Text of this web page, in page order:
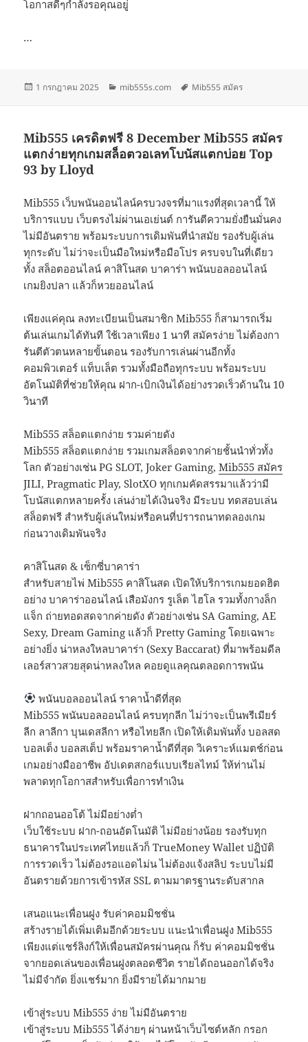
โอกาสดีๆกำลังรอคุณอยู่
…
เขียน
1 กรกฎาคม 2025
หมวด
mib555s.com
ป้าย
Mib555 สมัคร
Mib555 เครดิตฟรี 8 December Mib555 สมัคร
แตกง่ายทุกเกมสล็อตวอเลทโบนัสแตกบ่อย Top
93 by Lloyd
Mib555 เว็บพนันออนไลน์ครบวงจรที่มาแรงที่สุดเวลานี้ ให้
บริการแบบ เว็บตรงไม่ผ่านเอเย่นต์ การันตีความยั่งยืนมั่นคง
ไม่มีอันตราย พร้อมระบบการเดิมพันที่นำสมัย รองรับผู้เล่น
ทุกระดับ ไม่ว่าจะเป็นมือใหม่หรือมือโปร ครบจบในที่เดียว
ทั้ง สล็อตออนไลน์ คาสิโนสด บาคาร่า พนันบอลออนไลน์
เกมยิงปลา แล้วก็หวยออนไลน์
เพียงแค่คุณ ลงทะเบียนเป็นสมาชิก Mib555 ก็สามารถเริ่ม
ต้นเล่นเกมได้ทันที ใช้เวลาเพียง 1 นาที สมัครง่าย ไม่ต้องกา
รันตีตัวตนหลายขั้นตอน รองรับการเล่นผ่านอีกทั้ง
คอมพิวเตอร์ แท็บเล็ต รวมทั้งมือถือทุกระบบ พร้อมระบบ
อัตโนมัติที่ช่วยให้คุณ ฝาก-เบิกเงินได้อย่างรวดเร็วด้านใน 10
วินาที
Mib555 สล็อตแตกง่าย รวมค่ายดัง
Mib555 สล็อตแตกง่าย รวมเกมสล็อตจากค่ายชั้นนำทั่วทั้ง
โลก ตัวอย่างเช่น PG SLOT, Joker Gaming,Mib555 สมัคร
JILI, Pragmatic Play, SlotXO ทุกเกมคัดสรรมาแล้วว่ามี
โบนัสแตกหลายครั้ง เล่นง่ายได้เงินจริง มีระบบ ทดสอบเล่น
สล็อตฟรี สำหรับผู้เล่นใหม่หรือคนที่ปรารถนาทดลองเกม
ก่อนวางเดิมพันจริง
คาสิโนสด & เซ็กซี่บาคาร่า
สำหรับสายไพ่ Mib555 คาสิโนสด เปิดให้บริการเกมยอดฮิต
อย่าง บาคาร่าออนไลน์ เสือมังกร รูเล็ต ไฮโล รวมทั้งกางล็ก
แจ็ก ถ่ายทอดสดจากค่ายดัง ตัวอย่างเช่น SA Gaming, AE
Sexy, Dream Gaming แล้วก็ Pretty Gaming โดยเฉพาะ
อย่างยิ่ง น่าหลงใหลบาคาร่า (Sexy Baccarat) ที่มาพร้อมดีล
เลอร์สาวสวยสุดน่าหลงใหล คอยดูแลคุณตลอดการพนัน
พนันบอลออนไลน์ ราคาน้ำดีที่สุด
Mib555 พนันบอลออนไลน์ ครบทุกลีก ไม่ว่าจะเป็นพรีเมียร์
ลีก ลาลีกา บุนเดสลีกา หรือไทยลีก เปิดให้เดิมพันทั้ง บอลสด
บอลเต็ง บอลสเต็ป พร้อมราคาน้ำดีที่สุด วิเคราะห์แมตช์ก่อน
เกมอย่างมืออาชีพ อัปเดตสกอร์แบบเรียลไทม์ ให้ท่านไม่
พลาดทุกโอกาสสำหรับเพื่อการทำเงิน
ฝากถอนออโต้ ไม่มีอย่างต่ำ
เว็บใช้ระบบ ฝาก-ถอนอัตโนมัติ ไม่มีอย่างน้อย รองรับทุก
ธนาคารในประเทศไทยแล้วก็ TrueMoney Wallet ปฏิบัติ
การรวดเร็ว ไม่ต้องรอแอดไม่น ไม่ต้องแจ้งสลิป ระบบไม่มี
อันตรายด้วยการเข้ารหัส SSL ตามมาตรฐานระดับสากล
เสนอแนะเพื่อนฝูง รับค่าคอมมิชชั่น
สร้างรายได้เพิ่มเติมอีกด้วยระบบ แนะนำเพื่อนฝูง Mib555
เพียงแต่แชร์ลิงก์ให้เพื่อนสมัครผ่านคุณ ก็รับ ค่าคอมมิชชั่น
จากยอดเล่นของเพื่อนฝูงตลอดชีวิต รายได้ถอนออกได้จริง
ไม่มีจำกัด ยิ่งแชร์มาก ยิ่งมีรายได้มากมาย
เข้าสู่ระบบ Mib555 ง่าย ไม่มีอันตราย
เข้าสู่ระบบ Mib555 ได้ง่ายๆ ผ่านหน้าเว็บไซต์หลัก กรอก